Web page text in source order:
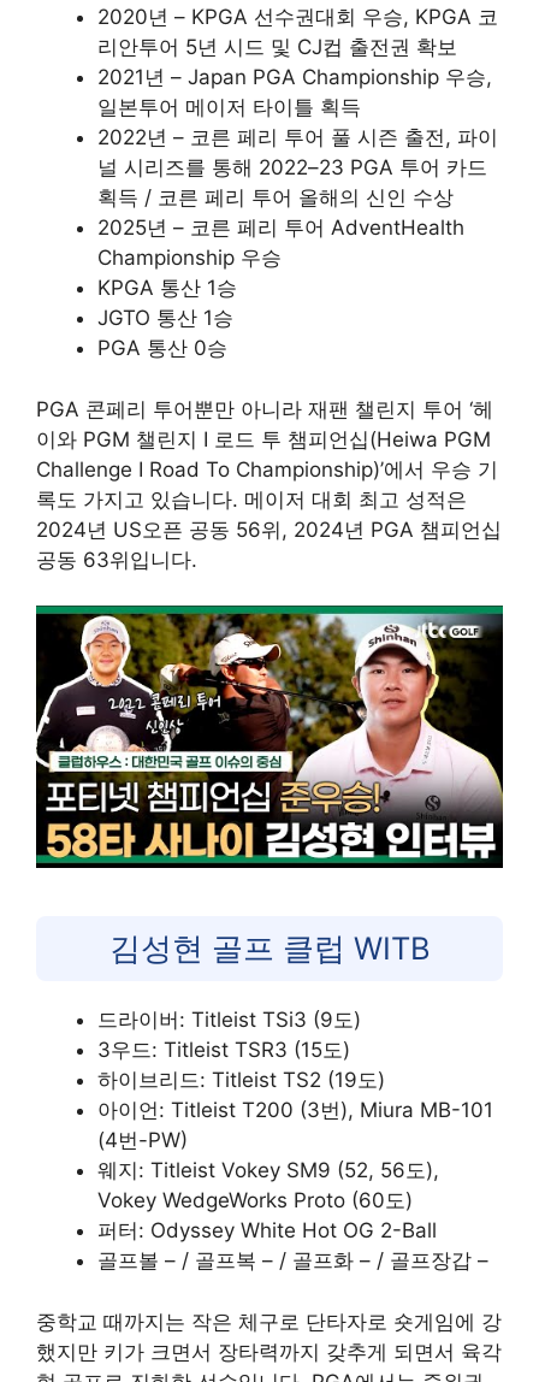
2020년 – KPGA 선수권대회 우승, KPGA 코
리안투어 5년 시드 및 CJ컵 출전권 확보
2021년 – Japan PGA Championship 우승,
일본투어 메이저 타이틀 획득
2022년 – 코른 페리 투어 풀 시즌 출전, 파이
널 시리즈를 통해 2022–23 PGA 투어 카드
획득 / 코른 페리 투어 올해의 신인 수상
2025년 – 코른 페리 투어 AdventHealth
Championship 우승
KPGA 통산 1승
JGTO 통산 1승
PGA 통산 0승
PGA 콘페리 투어뿐만 아니라 재팬 챌린지 투어 ‘헤
이와 PGM 챌린지 I 로드 투 챔피언십(Heiwa PGM
Challenge I Road To Championship)’에서 우승 기
록도 가지고 있습니다. 메이저 대회 최고 성적은
2024년 US오픈 공동 56위, 2024년 PGA 챔피언십
공동 63위입니다.
김성현 골프 클럽 WITB
드라이버: Titleist TSi3 (9도)
3우드: Titleist TSR3 (15도)
하이브리드: Titleist TS2 (19도)
아이언: Titleist T200 (3번), Miura MB-101
(4번-PW)
웨지: Titleist Vokey SM9 (52, 56도),
Vokey WedgeWorks Proto (60도)
퍼터: Odyssey White Hot OG 2-Ball
골프볼 – / 골프복 – / 골프화 – / 골프장갑 –
중학교 때까지는 작은 체구로 단타자로 숏게임에 강
했지만 키가 크면서 장타력까지 갖추게 되면서 육각